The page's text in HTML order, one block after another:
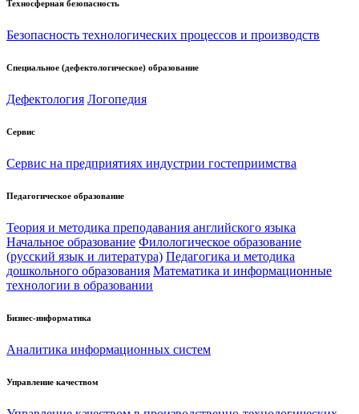
Техносферная безопасность
Безопасность технологических процессов и производств
Специальное (дефектологическое) образование
Дефектология Логопедия
Сервис
Сервис на предприятиях индустрии гостеприимства
Педагогическое образование
Теория и методика преподавания английского языка
Начальное образование Филологическое образование
(русский язык и литература) Педагогика и методика
дошкольного образования Математика и информационные
технологии в образовании
Бизнес-информатика
Аналитика информационных систем
Управление качеством